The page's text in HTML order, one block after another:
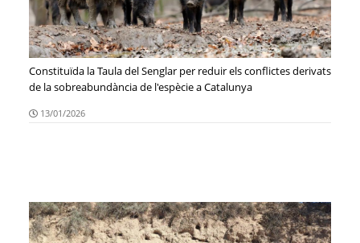
Constituïda la Taula del Senglar per reduir els conflictes derivats
de la sobreabundància de l'espècie a Catalunya
13/01/2026